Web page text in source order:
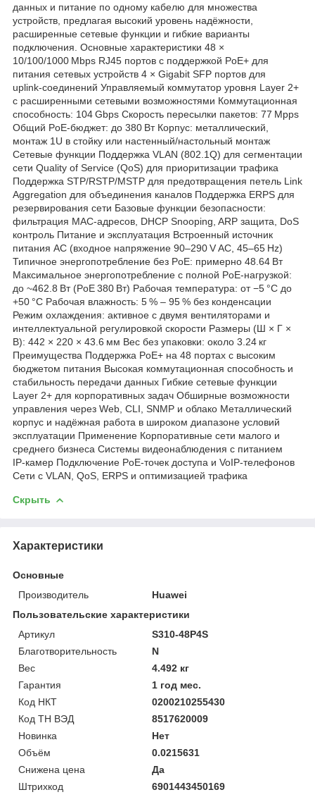
данных и питание по одному кабелю для множества
устройств, предлагая высокий уровень надёжности,
расширенные сетевые функции и гибкие варианты
подключения. Основные характеристики 48 ×
10/100/1000 Mbps RJ45 портов с поддержкой PoE+ для
питания сетевых устройств 4 × Gigabit SFP портов для
uplink‑соединений Управляемый коммутатор уровня Layer 2+
с расширенными сетевыми возможностями Коммутационная
способность: 104 Gbps Скорость пересылки пакетов: 77 Mpps
Общий PoE‑бюджет: до 380 Вт Корпус: металлический,
монтаж 1U в стойку или настенный/настольный монтаж
Сетевые функции Поддержка VLAN (802.1Q) для сегментации
сети Quality of Service (QoS) для приоритизации трафика
Поддержка STP/RSTP/MSTP для предотвращения петель Link
Aggregation для объединения каналов Поддержка ERPS для
резервирования сети Базовые функции безопасности:
фильтрация MAC‑адресов, DHCP Snooping, ARP защита, DoS
контроль Питание и эксплуатация Встроенный источник
питания AC (входное напряжение 90–290 V AC, 45–65 Hz)
Типичное энергопотребление без PoE: примерно 48.64 Вт
Максимальное энергопотребление с полной PoE‑нагрузкой:
до ~462.8 Вт (PoE 380 Вт) Рабочая температура: от −5 °C до
+50 °C Рабочая влажность: 5 % – 95 % без конденсации
Режим охлаждения: активное с двумя вентиляторами и
интеллектуальной регулировкой скорости Размеры (Ш × Г ×
В): 442 × 220 × 43.6 мм Вес без упаковки: около 3.24 кг
Преимущества Поддержка PoE+ на 48 портах с высоким
бюджетом питания Высокая коммутационная способность и
стабильность передачи данных Гибкие сетевые функции
Layer 2+ для корпоративных задач Обширные возможности
управления через Web, CLI, SNMP и облако Металлический
корпус и надёжная работа в широком диапазоне условий
эксплуатации Применение Корпоративные сети малого и
среднего бизнеса Системы видеонаблюдения с питанием
IP‑камер Подключение PoE‑точек доступа и VoIP‑телефонов
Сети с VLAN, QoS, ERPS и оптимизацией трафика
Скрыть
Характеристики
Основные
Производитель
Huawei
Пользовательские характеристики
Артикул
S310-48P4S
Благотворительность
N
Вес
4.492 кг
Гарантия
1 год мес.
Код НКТ
0200210255430
Код ТН ВЭД
8517620009
Новинка
Нет
Объём
0.0215631
Снижена цена
Да
Штрихкод
6901443450169